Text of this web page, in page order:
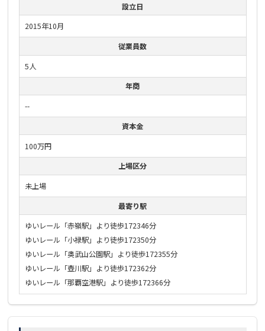
設立日
2015年10月
従業員数
5人
年商
--
資本金
100万円
上場区分
未上場
最寄り駅
ゆいレール「赤嶺駅」より徒歩172346分
ゆいレール「小禄駅」より徒歩172350分
ゆいレール「奥武山公園駅」より徒歩172355分
ゆいレール「壺川駅」より徒歩172362分
ゆいレール「那覇空港駅」より徒歩172366分